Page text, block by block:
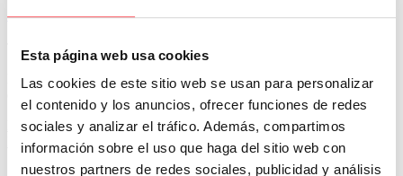
Esta página web usa cookies
Las cookies de este sitio web se usan para personalizar
el contenido y los anuncios, ofrecer funciones de redes
sociales y analizar el tráfico. Además, compartimos
información sobre el uso que haga del sitio web con
nuestros partners de redes sociales, publicidad y análisis
 
TÉCNICO
0
El modelo copas de impresión digital es el combinado perfecto para
Prev
Next